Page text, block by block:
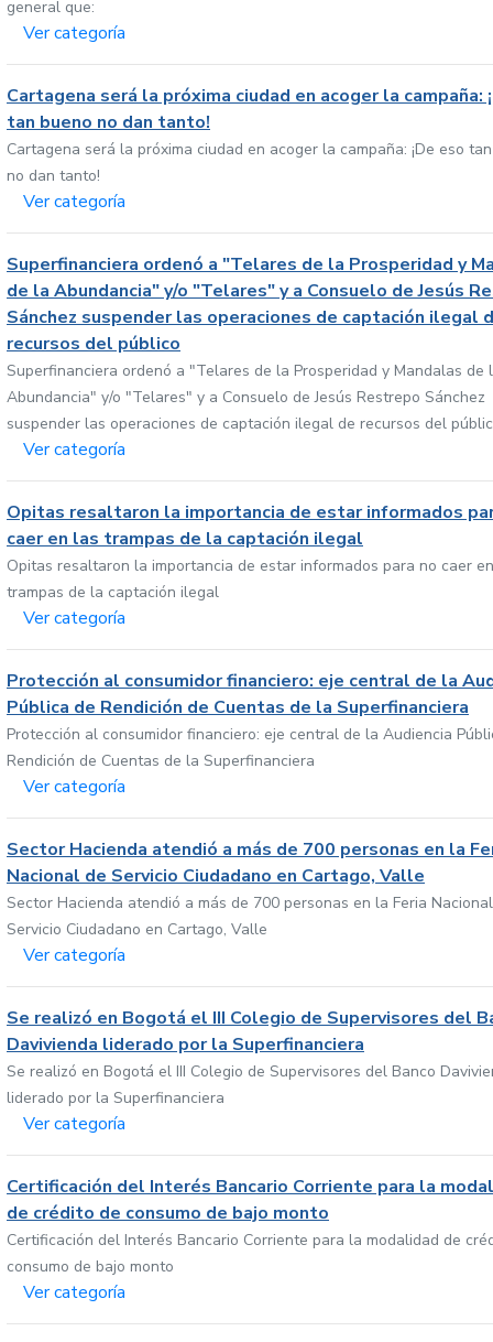
general que:
Ver categoría
Cartagena será la próxima ciudad en acoger la campaña:
tan bueno no dan tanto!
Cartagena será la próxima ciudad en acoger la campaña: ¡De eso
no dan tanto!
Ver categoría
Superfinanciera ordenó a "Telares de la Prosperidad y
de la Abundancia" y/o "Telares" y a Consuelo de Jesús
Sánchez suspender las operaciones de captación ilegal
recursos del público
Superfinanciera ordenó a "Telares de la Prosperidad y Mandalas de
Abundancia" y/o "Telares" y a Consuelo de Jesús Restrepo Sánchez
suspender las operaciones de captación ilegal de recursos del
Ver categoría
Opitas resaltaron la importancia de estar informados
caer en las trampas de la captación ilegal
Opitas resaltaron la importancia de estar informados para no caer
trampas de la captación ilegal
Ver categoría
Protección al consumidor financiero: eje central de la
Pública de Rendición de Cuentas de la Superfinanciera
Protección al consumidor financiero: eje central de la Audiencia
Rendición de Cuentas de la Superfinanciera
Ver categoría
Sector Hacienda atendió a más de 700 personas en la
Nacional de Servicio Ciudadano en Cartago, Valle
Sector Hacienda atendió a más de 700 personas en la Feria
Servicio Ciudadano en Cartago, Valle
Ver categoría
Se realizó en Bogotá el III Colegio de Supervisores del
Davivienda liderado por la Superfinanciera
Se realizó en Bogotá el III Colegio de Supervisores del Banco
liderado por la Superfinanciera
Ver categoría
Certificación del Interés Bancario Corriente para la
de crédito de consumo de bajo monto
Certificación del Interés Bancario Corriente para la modalidad de
consumo de bajo monto
Ver categoría